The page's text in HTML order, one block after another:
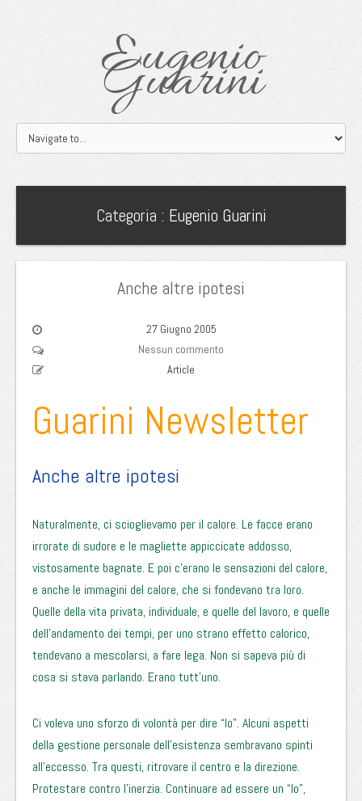
Eugenio
Guarini
Categoria : Eugenio Guarini
Anche altre ipotesi
27 Giugno 2005
Nessun commento
Article
Guarini Newsletter
Anche altre ipotesi
Naturalmente, ci scioglievamo per il calore. Le facce erano
irrorate di sudore e le magliette appiccicate addosso,
vistosamente bagnate. E poi c’erano le sensazioni del calore,
e anche le immagini del calore, che si fondevano tra loro.
Quelle della vita privata, individuale, e quelle del lavoro, e quelle
dell’andamento dei tempi, per uno strano effetto calorico,
tendevano a mescolarsi, a fare lega. Non si sapeva più di
cosa si stava parlando. Erano tutt’uno.
Ci voleva uno sforzo di volontà per dire “Io”. Alcuni aspetti
della gestione personale dell’esistenza sembravano spinti
all’eccesso. Tra questi, ritrovare il centro e la direzione.
Protestare contro l’inerzia. Continuare ad essere un “Io”,